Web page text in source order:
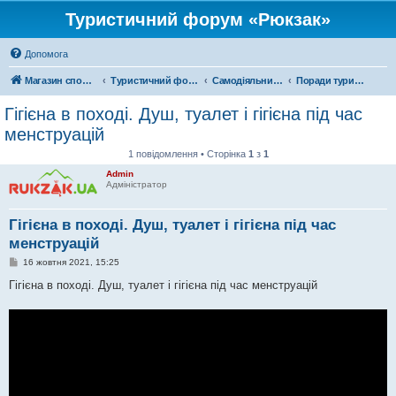
Туристичний форум «Рюкзак»
Допомога
Магазин спорядження Туристичний форум «Рюкзак» Самодіяльний туризм Поради туристам
Гігієна в поході. Душ, туалет і гігієна під час
менструацій
1 повідомлення • Сторінка 1 з 1
Admin
Адміністратор
Гігієна в поході. Душ, туалет і гігієна під час
менструацій
П
в
16 жовтня 2021, 15:25
Гігієна в поході. Душ, туалет і гігієна під час менструацій